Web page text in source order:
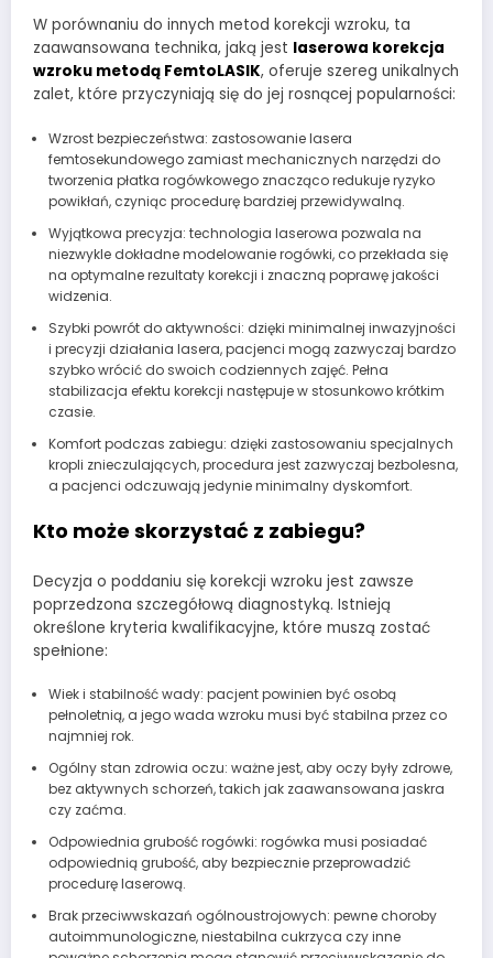
W porównaniu do innych metod korekcji wzroku, ta
zaawansowana technika, jaką jest laserowa korekcja
wzroku metodą FemtoLASIK, oferuje szereg unikalnych
zalet, które przyczyniają się do jej rosnącej popularności:
Wzrost bezpieczeństwa: zastosowanie lasera
femtosekundowego zamiast mechanicznych narzędzi do
tworzenia płatka rogówkowego znacząco redukuje ryzyko
powikłań, czyniąc procedurę bardziej przewidywalną.
Wyjątkowa precyzja: technologia laserowa pozwala na
niezwykle dokładne modelowanie rogówki, co przekłada się
na optymalne rezultaty korekcji i znaczną poprawę jakości
widzenia.
Szybki powrót do aktywności: dzięki minimalnej inwazyjności
i precyzji działania lasera, pacjenci mogą zazwyczaj bardzo
szybko wrócić do swoich codziennych zajęć. Pełna
stabilizacja efektu korekcji następuje w stosunkowo krótkim
czasie.
Komfort podczas zabiegu: dzięki zastosowaniu specjalnych
kropli znieczulających, procedura jest zazwyczaj bezbolesna,
a pacjenci odczuwają jedynie minimalny dyskomfort.
Kto może skorzystać z zabiegu?
Decyzja o poddaniu się korekcji wzroku jest zawsze
poprzedzona szczegółową diagnostyką. Istnieją
określone kryteria kwalifikacyjne, które muszą zostać
spełnione:
Wiek i stabilność wady: pacjent powinien być osobą
pełnoletnią, a jego wada wzroku musi być stabilna przez co
najmniej rok.
Ogólny stan zdrowia oczu: ważne jest, aby oczy były zdrowe,
bez aktywnych schorzeń, takich jak zaawansowana jaskra
czy zaćma.
Odpowiednia grubość rogówki: rogówka musi posiadać
odpowiednią grubość, aby bezpiecznie przeprowadzić
procedurę laserową.
Brak przeciwwskazań ogólnoustrojowych: pewne choroby
autoimmunologiczne, niestabilna cukrzyca czy inne